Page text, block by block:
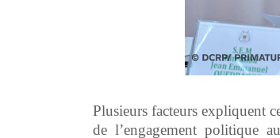
‎Plusieurs facteurs expliquent
de l’engagement politique